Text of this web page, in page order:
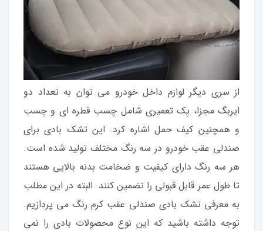
از سری دیگر لوازم داخل خودرو می توان به تعداد دو
ایربگ مجزا، پک تعمیری شامل چسب قطره ای و چسب
و همچنین کیف حمل اشاره کرد. این تشک بادی برای
صندلی عقب خودرو در سه رنگ مختلف تولید شده است.
هر سه رنگ دارای کیفیت و ضخامت بدنه بالایی هستند
تا طول عمر قابل قبولی را تضمین کنند. البته در این مطلب
به معرفی تشک بادی صندلی عقب کرم رنگ می پردازیم.
توجه داشته باشید که این نوع محصولات بادی را نمی